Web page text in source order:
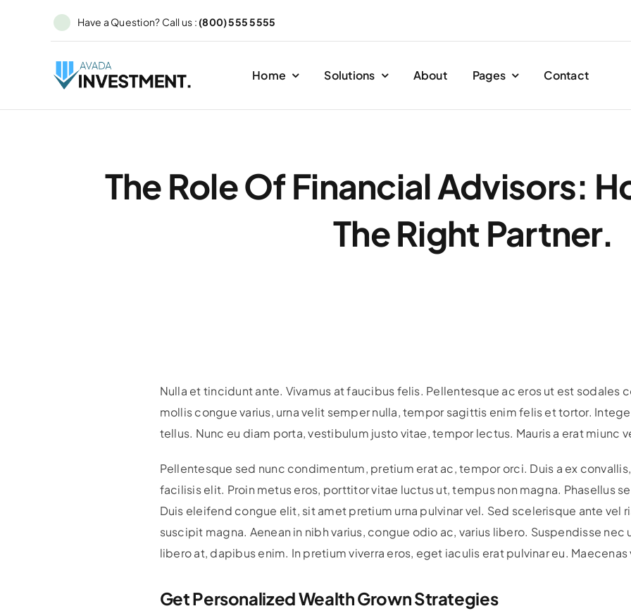
Have a Question? Call us : (800) 555 5555
Home Solutions About Pages Contact
The Role Of Financial Advisors:
The Right Partner.
Nulla et tincidunt ante. Vivamus at faucibus felis. Pellentesque ac eros ut est sodales
mollis congue varius, urna velit semper nulla, tempor sagittis enim felis et tortor.
tellus. Nunc eu diam porta, vestibulum justo vitae, tempor lectus. Mauris a erat miunc
Pellentesque sed nunc condimentum, pretium erat ac, tempor orci. Duis a ex
facilisis elit. Proin metus eros, porttitor vitae luctus ut, tempus non magna. Phasellus
Duis eleifend congue elit, sit amet pretium urna pulvinar vel. Sed scelerisque ante vel
suscipit magna. Aenean in nibh varius, congue odio ac, varius libero. Suspendisse
libero at, dapibus enim. In pretium viverra eros, eget iaculis erat pulvinar eu.
Get Personalized Wealth Grown Strategies